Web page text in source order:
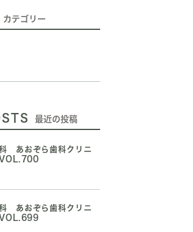
カテゴリー
最近の投稿
あおぞら歯科クリニ
あおぞら歯科クリニ